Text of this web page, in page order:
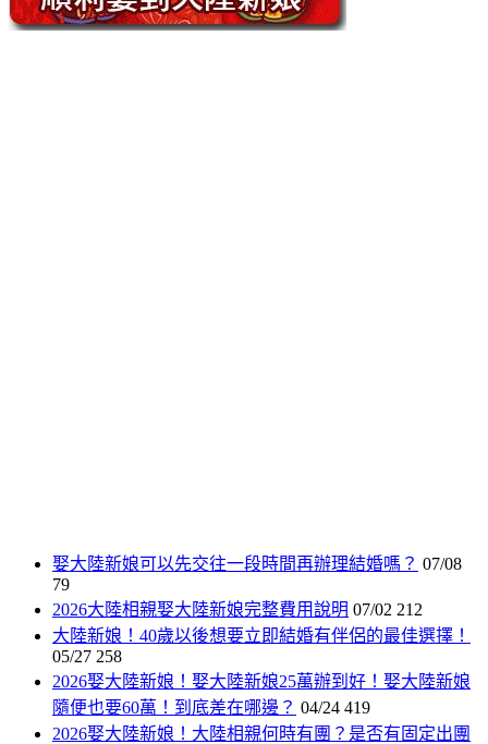
娶大陸新娘可以先交往一段時間再辦理結婚嗎？ 07/08
79
2026大陸相親娶大陸新娘完整費用說明 07/02 212
大陸新娘！40歲以後想要立即結婚有伴侶的最佳選擇！
05/27 258
2026娶大陸新娘！娶大陸新娘25萬辦到好！娶大陸新娘
隨便也要60萬！到底差在哪邊？ 04/24 419
2026娶大陸新娘！大陸相親何時有團？是否有固定出團